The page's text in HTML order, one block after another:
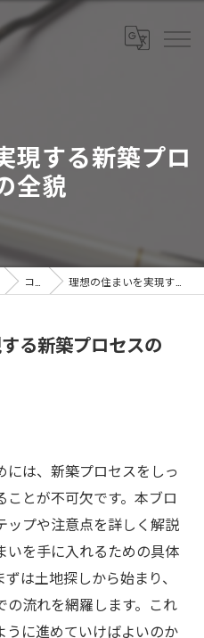
現する新築プロ
全貌
コラム 理想の住まいを実現する新築プロセスの全貌
る新築プロセスの
は、新築プロセスをしっ
とが不可欠です。本ブロ
ップや注意点を詳しく解説
いを手に入れるための具体
は土地探しから始まり、
流れを網羅します。これ
うに進めていけばよいのか